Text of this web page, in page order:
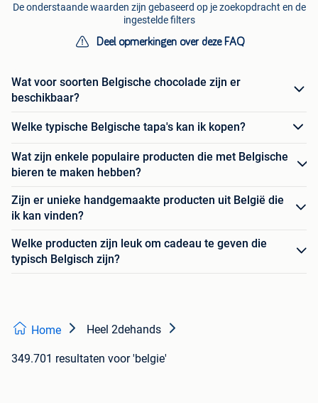
De onderstaande waarden zijn gebaseerd op je zoekopdracht en de
ingestelde filters
Deel opmerkingen over deze FAQ
Wat voor soorten Belgische chocolade zijn er
beschikbaar?
Welke typische Belgische tapa's kan ik kopen?
Wat zijn enkele populaire producten die met Belgische
bieren te maken hebben?
Zijn er unieke handgemaakte producten uit België die
ik kan vinden?
Welke producten zijn leuk om cadeau te geven die
typisch Belgisch zijn?
Home Heel 2dehands
349.701 resultaten voor 'belgie'